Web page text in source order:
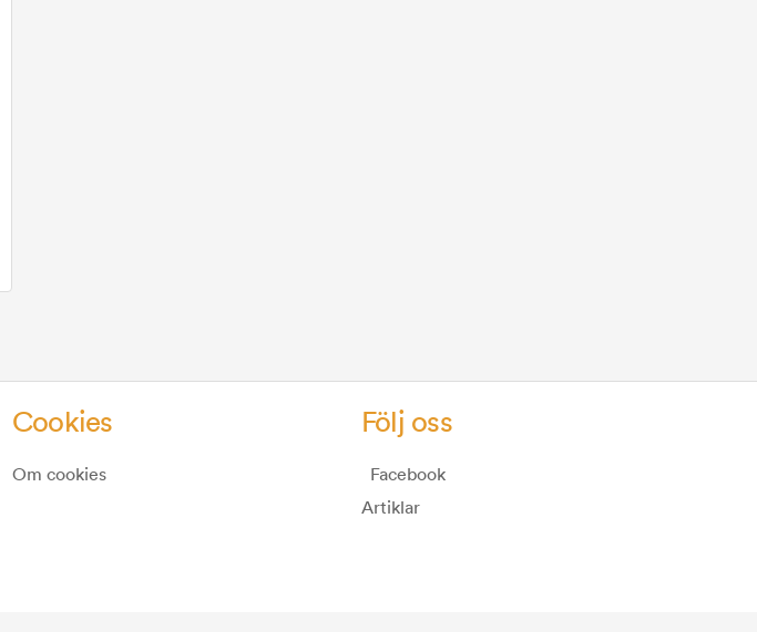
Cookies
Om cookies
Följ oss
Facebook
Artiklar